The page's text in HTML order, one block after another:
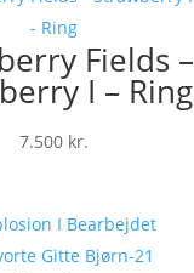
Fields –
I – Ring
7.500 kr.